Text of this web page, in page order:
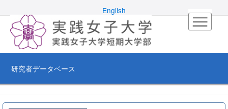
English
研究者データベース